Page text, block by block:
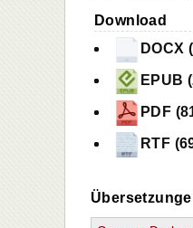
Download
DOCX
EPUB
PDF
RTF
Alle
Zweites
Drittes